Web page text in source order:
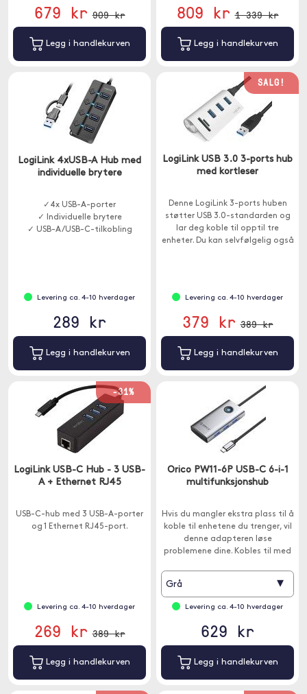
679 kr 909 kr
Legg i handlekurven
809 kr 1 339 kr
Legg i handlekurven
LogiLink 4xUSB-A Hub med
individuelle brytere
✓4x USB-A-porter
✓ Individuelle brytere
✓ USB-A/USB-C-tilkobling
Levering ca. 4-10 hverdager
289 kr
Legg i handlekurven
SALG!
LogiLink USB 3.0 3-ports hub
med kortleser
Denne LogiLink 3-ports huben
støtter USB 3.0-standarden og
lar deg koble til opptil tre
enheter. Du kan selvfølgelig også
Levering ca. 4-10 hverdager
379 kr 389 kr
Legg i handlekurven
-31%
LogiLink USB-C Hub - 3 USB-
A + Ethernet RJ45
USB-C-hub med 3 USB-A-porter
og 1 Ethernet RJ45-port.
Levering ca. 4-10 hverdager
269 kr 389 kr
Legg i handlekurven
Orico PW11-6P USB-C 6-i-1
multifunksjonshub
Hvis du mangler ekstra plass til å
koble til enhetene du trenger, vil
denne adapteren løse
problemene dine. Kobles til med
Grå ▾
Levering ca. 4-10 hverdager
629 kr
Legg i handlekurven